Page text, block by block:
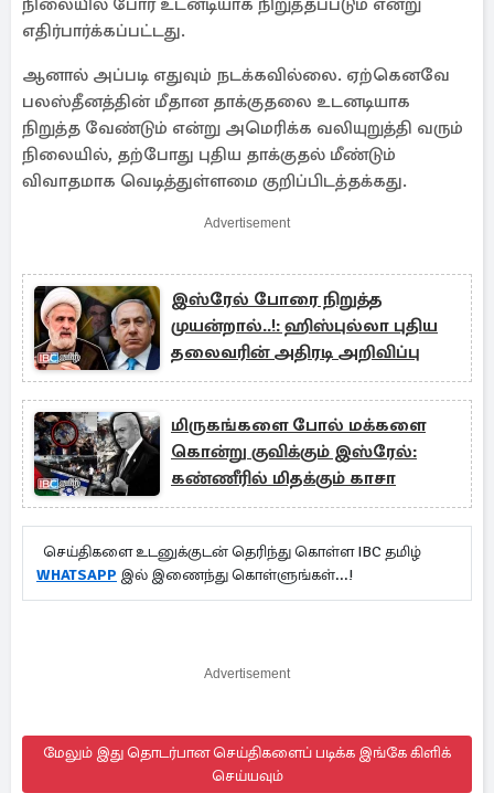
நிலையில் போர் உடனடியாக நிறுத்தப்படும் என்று
எதிர்பார்க்கப்பட்டது.
ஆனால் அப்படி எதுவும் நடக்கவில்லை. ஏற்கெனவே
பலஸ்தீனத்தின் மீதான தாக்குதலை உடனடியாக
நிறுத்த வேண்டும் என்று அமெரிக்க வலியுறுத்தி வரும்
நிலையில், தற்போது புதிய தாக்குதல் மீண்டும்
விவாதமாக வெடித்துள்ளமை குறிப்பிடத்தக்கது.
Advertisement
இஸ்ரேல் போரை நிறுத்த
முயன்றால்..!: ஹிஸ்புல்லா புதிய
தலைவரின் அதிரடி அறிவிப்பு
மிருகங்களை போல் மக்களை
கொன்று குவிக்கும் இஸ்ரேல்:
கண்ணீரில் மிதக்கும் காசா
செய்திகளை உடனுக்குடன் தெரிந்து கொள்ள IBC தமிழ்
WHATSAPP இல் இணைந்து கொள்ளுங்கள்...!
Advertisement
மேலும் இது தொடர்பான செய்திகளைப் படிக்க இங்கே கிளிக்
செய்யவும்